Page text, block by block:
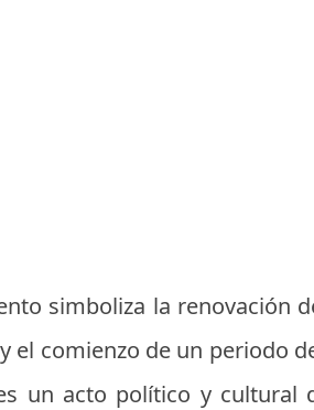
simboliza la renovación
el comienzo de un periodo
un acto político y cultural